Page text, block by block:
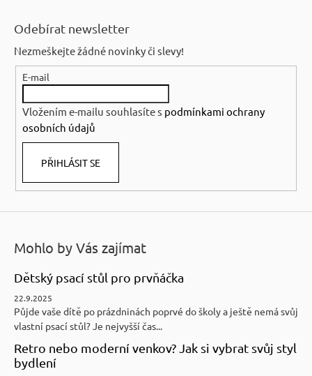
Odebírat newsletter
Nezmeškejte žádné novinky či slevy!
E-mail
Vložením e-mailu souhlasíte s podmínkami ochrany
osobních údajů
PŘIHLÁSIT SE
Mohlo by Vás zajímat
Dětský psací stůl pro prvňáčka
22.9.2025
Půjde vaše dítě po prázdninách poprvé do školy a ještě nemá svůj
vlastní psací stůl? Je nejvyšší čas...
Retro nebo moderní venkov? Jak si vybrat svůj styl
bydlení